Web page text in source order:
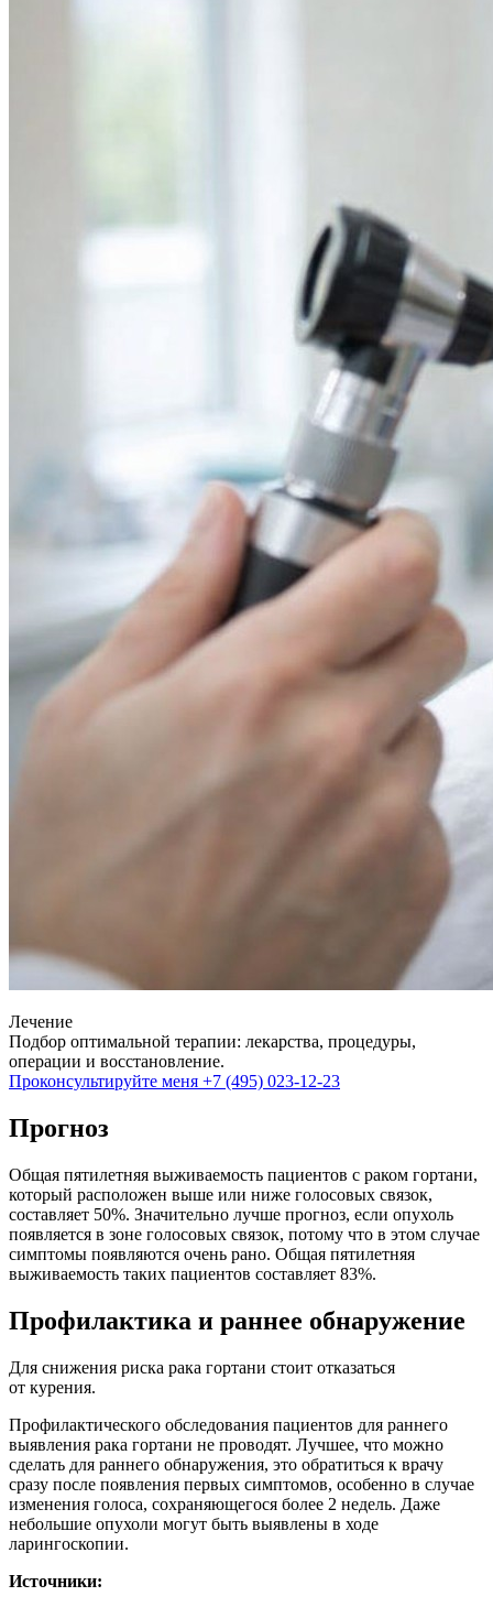
Лечение
Подбор оптимальной терапии: лекарства, процедуры,
операции и восстановление.
Проконсультируйте меня +7 (495) 023-12-23
Прогноз
Общая пятилетняя выживаемость пациентов с раком гортани,
который расположен выше или ниже голосовых связок,
составляет 50%. Значительно лучше прогноз, если опухоль
появляется в зоне голосовых связок, потому что в этом случае
симптомы появляются очень рано. Общая пятилетняя
выживаемость таких пациентов составляет 83%.
Профилактика и раннее обнаружение
Для снижения риска рака гортани стоит отказаться
от курения.
Профилактического обследования пациентов для раннего
выявления рака гортани не проводят. Лучшее, что можно
сделать для раннего обнаружения, это обратиться к врачу
сразу после появления первых симптомов, особенно в случае
изменения голоса, сохраняющегося более 2 недель. Даже
небольшие опухоли могут быть выявлены в ходе
ларингоскопии.
Источники: